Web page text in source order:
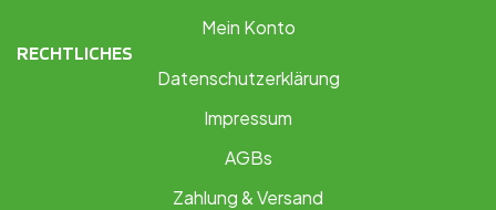
Mein Konto
RECHTLICHES
Datenschutzerklärung
Impressum
AGBs
Zahlung & Versand